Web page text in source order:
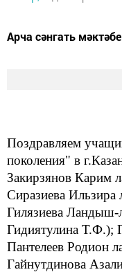
Арча сәнгать
Поздравляем
поколения" в
Закирзянов Карим
Сиразиева Ильзира
Гилязиева Ландыш-
Гидиятулина Т.Ф.);
Пантелеев Родион
Гайнутдинова